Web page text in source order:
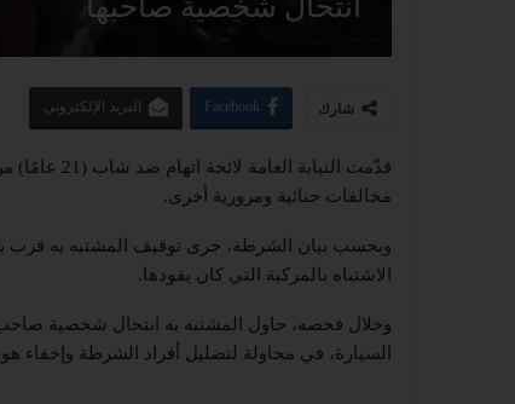
شارك Facebook البريد الإلكتروني
قدّمت
مخالفات جنائية ومرورية أخرى.
وبحسب بيان الشرطة، جرى توقيف المشتبه به قرب
الاشتباه بالمركبة التي كان يقودها.
وخلال فحصه، حاول المشتبه به انتحال شخصية صاحب
السيارة، في محاولة لتضليل أفراد الشرطة وإخفاء